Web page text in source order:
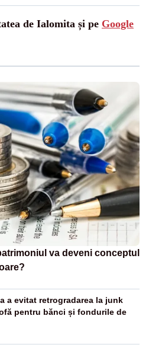
de Ialomita și pe Google
va deveni conceptul
a evitat retrogradarea la junk
pentru bănci și fondurile de